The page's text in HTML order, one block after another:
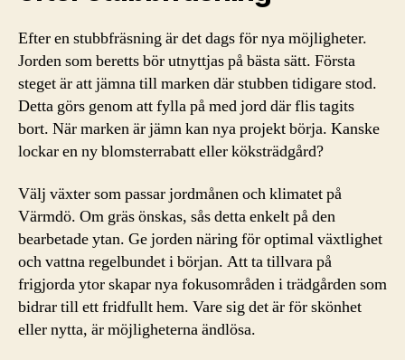
Efter en stubbfräsning är det dags för nya möjligheter.
Jorden som beretts bör utnyttjas på bästa sätt. Första
steget är att jämna till marken där stubben tidigare stod.
Detta görs genom att fylla på med jord där flis tagits
bort. När marken är jämn kan nya projekt börja. Kanske
lockar en ny blomsterrabatt eller köksträdgård?
Välj växter som passar jordmånen och klimatet på
Värmdö. Om gräs önskas, sås detta enkelt på den
bearbetade ytan. Ge jorden näring för optimal växtlighet
och vattna regelbundet i början. Att ta tillvara på
frigjorda ytor skapar nya fokusområden i trädgården som
bidrar till ett fridfullt hem. Vare sig det är för skönhet
eller nytta, är möjligheterna ändlösa.